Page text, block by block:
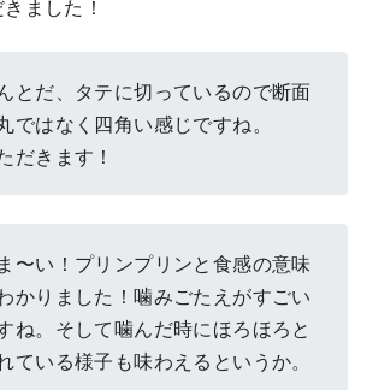
ました！
とだ、タテに切っているので断面
ではなく四角い感じですね。
だきます！
〜い！プリンプリンと食感の意味
かりました！噛みごたえがすごい
ね。そして噛んだ時にほろほろと
ている様子も味わえるというか。